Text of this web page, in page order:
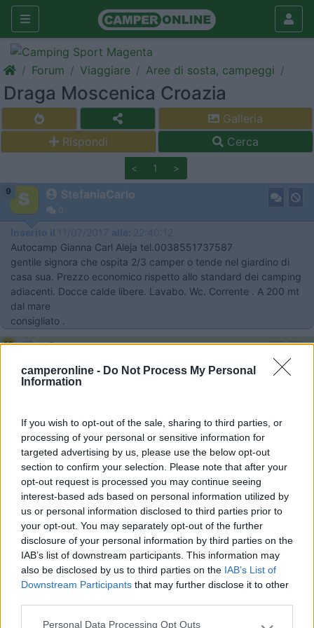
camperonline - Do Not Process My Personal
Information
If you wish to opt-out of the sale, sharing to third parties, or
processing of your personal or sensitive information for
targeted advertising by us, please use the below opt-out
section to confirm your selection. Please note that after your
opt-out request is processed you may continue seeing
interest-based ads based on personal information utilized by
us or personal information disclosed to third parties prior to
your opt-out. You may separately opt-out of the further
disclosure of your personal information by third parties on the
IAB’s list of downstream participants. This information may
also be disclosed by us to third parties on the IAB’s List of
Downstream Participants that may further disclose it to other
Personal Data Processing Opt Outs
Forum Viaggiare Aree di sosta, campeggi
Draga Moscenica Croazia
Galleria
Rispondi
Cerca
< 1 >
9 StefaniaCarlo
0
Inserito il 11/07/2017 alle: 22:40:12
Autocamp Gianna Carl Aleja tel.0038551737587
gentile signora che ospita 2/3 camper o tende nel giardino di
casa sua. Prezzo economico rispetto allo standard dei camping
adiacenti. Docce calde libere. Lavabo. Wc. Corrente . A 200 mt
dal mare
consigliato .
16 alesanguin
Inserito il12/07/2017
Autocamp Gianna Carl Aleja tel.0038551737587 gentile signora che
ospita 2/3 camper o tende nel giardino di casa sua. Prezzo economico
rispetto allo standard dei camping adiacenti. Docce calde libere. Lavabo.
Wc. Corrente . A 200 mt dal mare consigliato .
Ciao, grazie della segnalazione.
Denis
robert66
876
Inserito il12/07/2017 alle:16:57:00
Sono stato questo fine settimana in quella località e in 2 camper
abbiamo sostato presso un autocamp privato ma non quello